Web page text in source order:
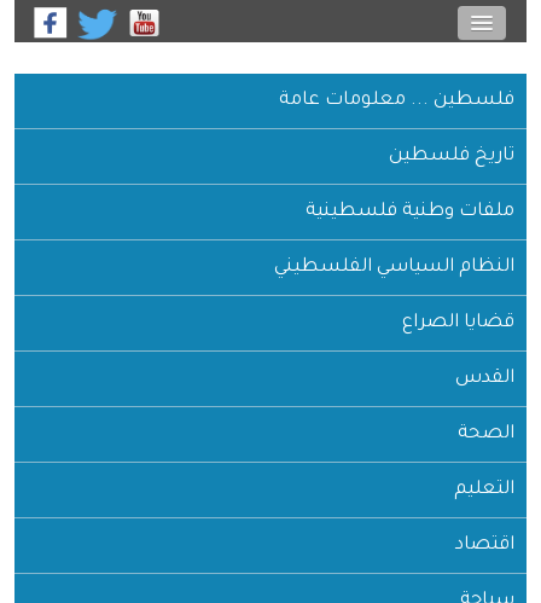
فلسطين ... معلومات عامة
تاريخ فلسطين
ملفات وطنية فلسطينية
النظام السياسي الفلسطيني
قضايا الصراع
القدس
الصحة
التعليم
اقتصاد